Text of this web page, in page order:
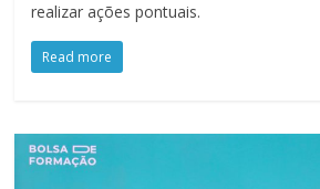
realizar ações pontuais.
Read more